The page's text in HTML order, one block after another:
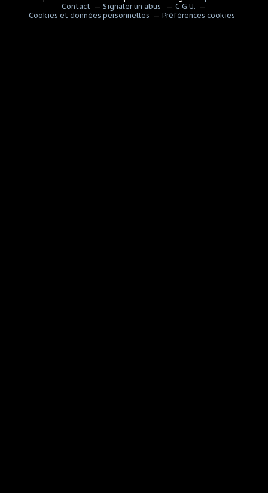
Contact
Signaler un abus
C.G.U.
Cookies et données personnelles
Préférences cookies